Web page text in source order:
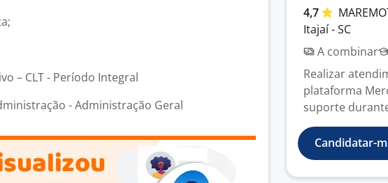
– CLT - Período Integral
- Administração Geral
4,7
Itajaí - SC
A combinar
Realizar
plataforma
suporte
Candidatar-